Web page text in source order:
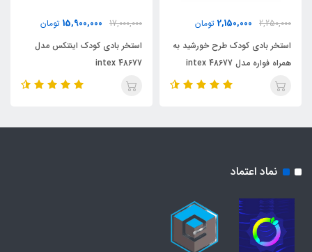
2,250,000
2,150,000 تومان
استخر بادی کودک طرح خورشید به
همراه فواره مدل 48677 intex
17,000,000
15,900,000 تومان
استخر بادی کودک اینتکس مدل
48677 intex
نماد اعتماد